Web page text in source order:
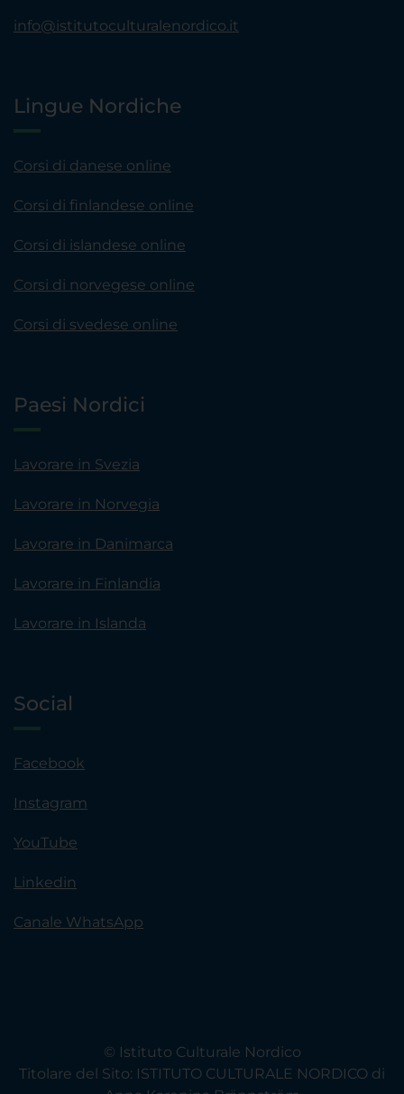
info@istitutoculturalenordico.it
Lingue Nordiche
Corsi di danese online
Corsi di finlandese online
Corsi di islandese online
Corsi di norvegese online
Corsi di svedese online
Paesi Nordici
Lavorare in Svezia
Lavorare in Norvegia
Lavorare in Danimarca
Lavorare in Finlandia
Lavorare in Islanda
Social
Facebook
Instagram
YouTube
Linkedin
Canale WhatsApp
© Istituto Culturale Nordico
Titolare del Sito: ISTITUTO CULTURALE NORDICO di